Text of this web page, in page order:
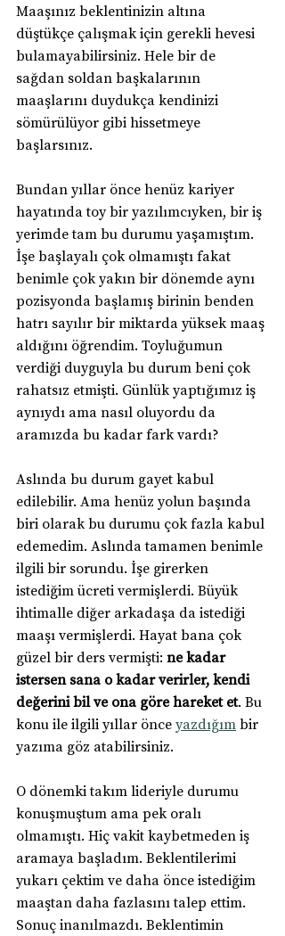
Maaşınız beklentinizin altına
düştükçe çalışmak için gerekli hevesi
bulamayabilirsiniz. Hele bir de
sağdan soldan başkalarının
maaşlarını duydukça kendinizi
sömürülüyor gibi hissetmeye
başlarsınız.
Bundan yıllar önce henüz kariyer
hayatında toy bir yazılımcıyken, bir iş
yerimde tam bu durumu yaşamıştım.
İşe başlayalı çok olmamıştı fakat
benimle çok yakın bir dönemde aynı
pozisyonda başlamış birinin benden
hatrı sayılır bir miktarda yüksek maaş
aldığını öğrendim. Toyluğumun
verdiği duyguyla bu durum beni çok
rahatsız etmişti. Günlük yaptığımız iş
aynıydı ama nasıl oluyordu da
aramızda bu kadar fark vardı?
Aslında bu durum gayet kabul
edilebilir. Ama henüz yolun başında
biri olarak bu durumu çok fazla kabul
edemedim. Aslında tamamen benimle
ilgili bir sorundu. İşe girerken
istediğim ücreti vermişlerdi. Büyük
ihtimalle diğer arkadaşa da istediği
maaşı vermişlerdi. Hayat bana çok
güzel bir ders vermişti: ne kadar
istersen sana o kadar verirler, kendi
değerini bil ve ona göre hareket et. Bu
konu ile ilgili yıllar önce yazdığım bir
yazıma göz atabilirsiniz.
O dönemki takım lideriyle durumu
konuşmuştum ama pek oralı
olmamıştı. Hiç vakit kaybetmeden iş
aramaya başladım. Beklentilerimi
yukarı çektim ve daha önce istediğim
maaştan daha fazlasını talep ettim.
Sonuç inanılmazdı. Beklentimin